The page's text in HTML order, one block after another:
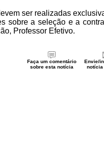
ser realizadas
sobre a seleção e a
Professor Efetivo.
Faça um comentário
sobre esta notícia
Envie/
notícia